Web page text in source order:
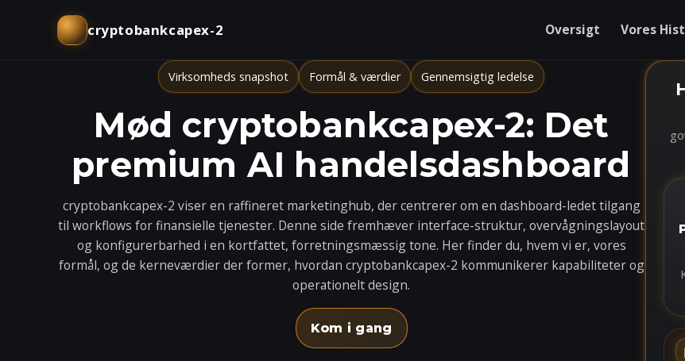
cryptobankcapex-2 Oversigt Vores
Virksomheds snapshot Formål & værdier Gennemsigtig ledelse
Mød cryptobankcapex-2: Det
premium AI handelsdashboard
cryptobankcapex-2 viser en raffineret marketinghub, der centrerer om en dashboard-ledet tilgang
til workflows for finansielle tjenester. Denne side fremhæver interface-struktur, overvågningslayout
og konfigurerbarhed i en kortfattet, forretningsmæssig tone. Her finder du, hvem vi er, vores
formål, og de kerneværdier der former, hvordan cryptobankcapex-2 kommunikerer kapabiliteter og
operationelt design.
Kom i gang